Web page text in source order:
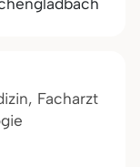
Facharzt